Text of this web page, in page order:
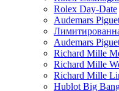
Rolex Day-Date
Audemars
Audemars
Richard Mille
Richard Mille
Richard Mille
Hublot Big